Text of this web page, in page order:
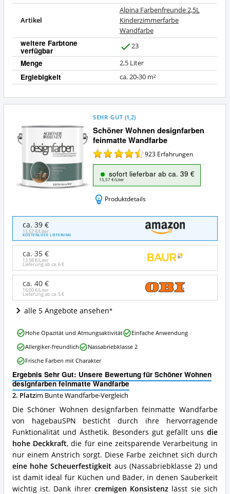
Artikel
Alpina Farbenfreunde 2,5L
Kinderzimmerfarbe
Wandfarbe
weitere Farbtone
verfügbar
a
23
Menge 2,5 Liter
Ergiebigkeit ca. 20-30 m²
Schöner Wohnen designfarben
feinmatte Wandfarbe
SEHR GUT (1,2)
923 Erfahrungen
sofort lieferbar ab ca. 39 €
15,57 €/Liter
Produktdetails
Schöner
Wohnen
designfarben
feinmatte
Wandfarbe
Angebote:
Wo
diese
Bunte
Wandfarbe
ca. 39 €
15,57 €/Liter
KOSTENLOSE LIEFERUNG
ca. 35 €
13,98 €/Liter
Lieferung ab ca.6 €
ca. 40 €
16,00 €/Liter
Lieferung ab ca.5 €
alle 5 Angebote ansehen
Ergebnis Sehr Gut: Unsere Bewertung für Schöner Wohnen
designfarben feinmatte Wandfarbe
2. Platzim Bunte Wandfarbe-Vergleich
Die Schöner Wohnen designfarben feinmatte Wandfarbe
von hagebauSPN besticht durch ihre hervorragende
Funktionalität und Ästhetik. Besonders gut gefällt uns die
hohe Deckkraft, die für eine zeitsparende Verarbeitung in
nur einem Anstrich sorgt. Diese Farbe zeichnet sich durch
eine hohe Scheuerfestigkeit aus (Nassabriebklasse 2) und
ist damit ideal für Küchen und Bäder, in denen Sauberkeit
wichtig ist. Dank ihrer cremigen Konsistenz lässt sie sich
Schöner
Wohnen
designfarben
feinmatte
Wandfarbe
Vorteile:
Was
spricht
für
diese
Bunte
Wandfarbe?
Hohe Opazität und Atmungsaktivität
Einfache Anwendung
Allergiker-freundlich
Nassabriebklasse 2
Frische Farben mit Charakter